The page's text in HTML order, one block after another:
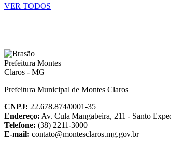
VER TODOS
Prefeitura Municipal de Montes Claros
CNPJ: 22.678.874/0001-35
Endereço: Av. Cula Mangabeira, 211 - Santo
Telefone: (38) 2211-3000
E-mail: contato@montesclaros.mg.gov.br